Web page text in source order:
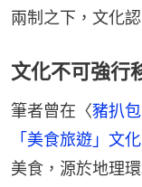
兩制之下，文化
文化不可強行
筆者曾在〈豬扒
「美食旅遊」文
美食，源於地理